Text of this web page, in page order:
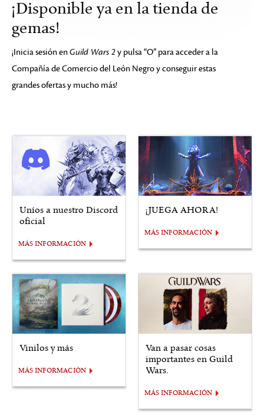
¡Disponible ya en la tienda de
gemas!
¡Inicia sesión enGuild Wars 2y pulsa “O” para acceder a la
Compañía de Comercio del León Negro y conseguir estas
grandes ofertas y mucho más!
Uníos a nuestro Discord
oficial
MÁS INFORMACIÓN
¡JUEGA AHORA!
MÁS INFORMACIÓN
Vinilos y más
MÁS INFORMACIÓN
Van a pasar cosas
importantes en Guild
Wars.
MÁS INFORMACIÓN